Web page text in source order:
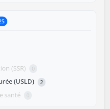
(SSR) 0
(USLD) 2
santé 0